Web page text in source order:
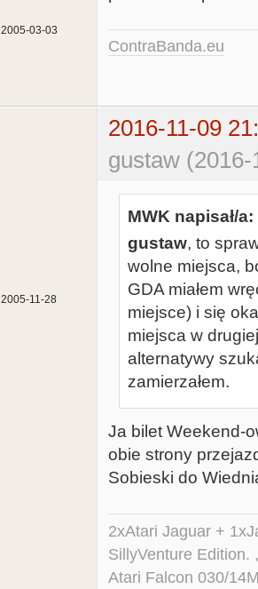
2005-03-03
ContraBanda.eu
2016-11-09
gustaw
2005-11-28
MWK napisał/a:
gustaw, to
wolne miejsca,
GDA miałem
miejsce) i się
miejsca w
alternatywy
zamierzałem.
Ja bilet Weekend-
obie strony
Sobieski do
2xAtari Jaguar +
SillyVenture Edition.
Atari Falcon 030/